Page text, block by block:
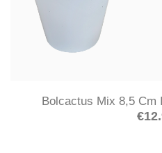
Bolcactus Mix 8,5 Cm
€